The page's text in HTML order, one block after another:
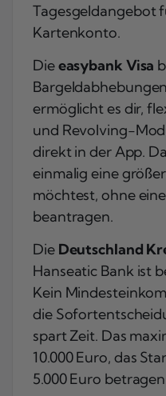
Tagesgeldangebot
Kartenkonto.
Dieeasybank Visa
ermöglicht es dir,
und Revolving-
direkt in der App.
einmalig eine
möchtest, ohne
beantragen.
Die Deutschland
Hanseatic Bank ist
Kein
die
spart Zeit. Das
10.000 Euro, das
5.000 Euro